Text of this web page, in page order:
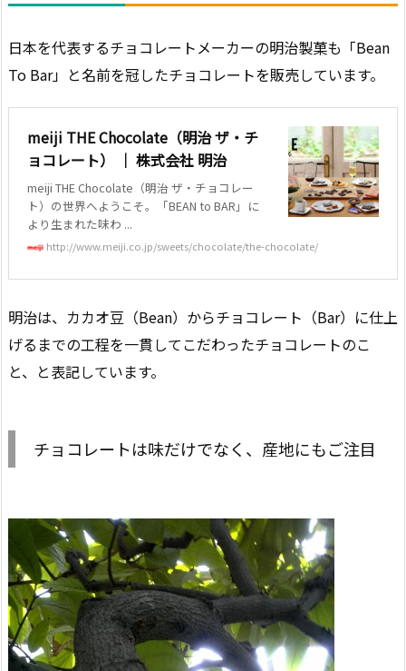
日本を代表するチョコレートメーカーの明治製菓も「Bean
To Bar」と名前を冠したチョコレートを販売しています。
meiji THE Chocolate（明治 ザ・チ
ョコレート） ｜ 株式会社 明治
meiji THE Chocolate（明治 ザ・チョコレー
ト）の世界へようこそ。「BEAN to BAR」に
より生まれた味わ ...
http://www.meiji.co.jp/sweets/chocolate/the-chocolate/
明治は、カカオ豆（Bean）からチョコレート（Bar）に仕上
げるまでの工程を一貫してこだわったチョコレートのこ
と、と表記しています。
チョコレートは味だけでなく、産地にもご注目